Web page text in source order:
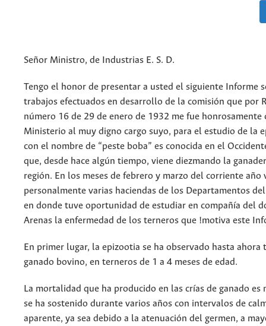
Señor Ministro, de Industrias E. S. D.
Tengo el honor de presentar a usted el siguiente Informe
trabajos efectuados en desarrollo de la comisión que por
número 16 de 29 de enero de 1932 me fue honrosamente
Ministerio al muy digno cargo suyo, para el estudio de la
con el nombre de “peste boba” es conocida en el
que, desde hace algún tiempo, viene diezmando la
región. En los meses de febrero y marzo del corriente año
personalmente varias haciendas de los Departamentos
en donde tuve oportunidad de estudiar en compañía del
Arenas la enfermedad de los terneros que !motiva este
En primer lugar, la epizootia se ha observado hasta ahora
ganado bovino, en terneros de 1 a 4 meses de edad.
La mortalidad que ha producido en las crías de ganado es
se ha sostenido durante varios años con intervalos de
aparente, ya sea debido a la atenuación del germen, a